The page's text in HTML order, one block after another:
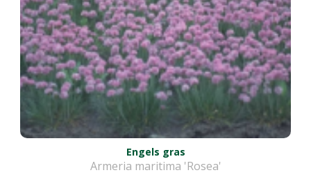
Engels gras
Armeria maritima 'Rosea'